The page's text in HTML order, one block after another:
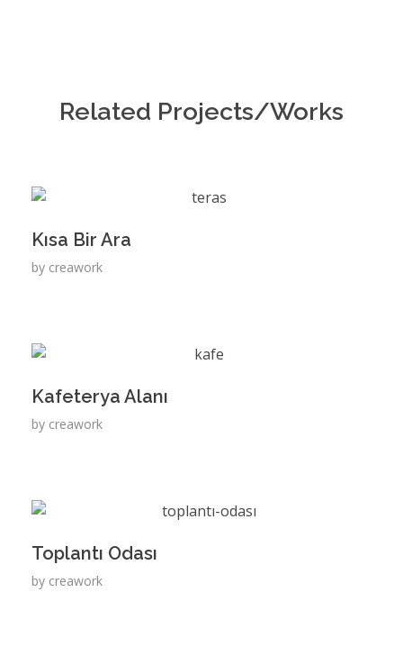
Related Projects/Works
Kısa Bir Ara
by creawork
Kafeterya Alanı
by creawork
Toplantı Odası
by creawork